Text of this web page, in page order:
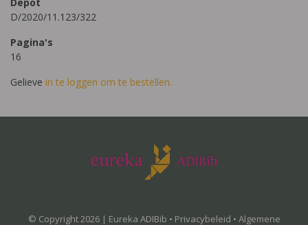
D/2020/11.123/322
Pagina's
16
Gelieve in te loggen om te bestellen.
© Copyright 2026 | Eureka ADIBib • Privacybeleid • Algemene